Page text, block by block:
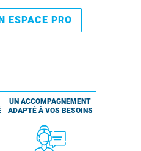
ESPACE PRO
UN ACCOMPAGNEMENT
ADAPTÉ À VOS BESOINS